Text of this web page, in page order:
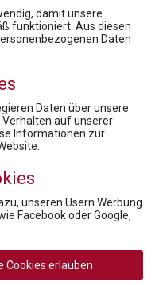
Vorbereitungskurs
für die Pharmaindustrie
AGB Privatperson
Datenschutz
damit unsere
funktioniert. Aus diesen
Daten
Daten über unsere
auf unserer
Informationen zur
unseren Usern Werbung
Facebook oder Google,
Cookies erlauben